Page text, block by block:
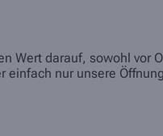
Wert darauf, sowohl vor
einfach nur unsere